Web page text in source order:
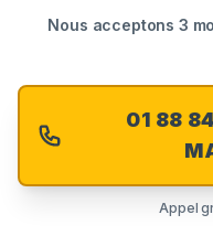
Nous acceptons 3
01 88
Appel